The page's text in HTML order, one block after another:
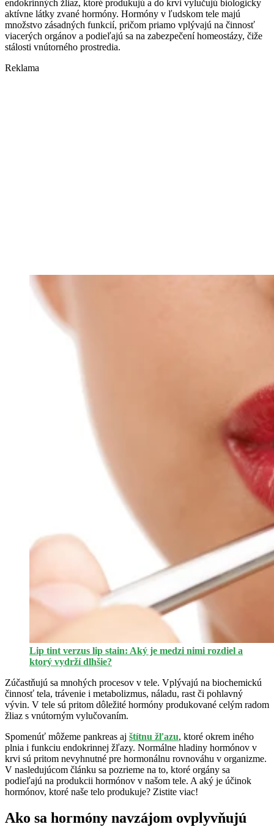
endokrinných žliaz, ktoré produkujú a do krvi vylučujú biologicky
aktívne látky zvané hormóny. Hormóny v ľudskom tele majú
množstvo zásadných funkcií, pričom priamo vplývajú na činnosť
viacerých orgánov a podieľajú sa na zabezpečení homeostázy, čiže
stálosti vnútorného prostredia.
Reklama
Lip tint verzus lip stain: Aký je medzi nimi rozdiel a
ktorý vydrží dlhšie?
Zúčastňujú sa mnohých procesov v tele. Vplývajú na biochemickú
činnosť tela, trávenie i metabolizmus, náladu, rast či pohlavný
vývin. V tele sú pritom dôležité hormóny produkované celým radom
žliaz s vnútorným vylučovaním.
Spomenúť môžeme pankreas aj štítnu žľazu, ktoré okrem iného
plnia i funkciu endokrinnej žľazy. Normálne hladiny hormónov v
krvi sú pritom nevyhnutné pre hormonálnu rovnováhu v organizme.
V nasledujúcom článku sa pozrieme na to, ktoré orgány sa
podieľajú na produkcii hormónov v našom tele. A aký je účinok
hormónov, ktoré naše telo produkuje? Zistite viac!
Ako sa hormóny navzájom ovplyvňujú